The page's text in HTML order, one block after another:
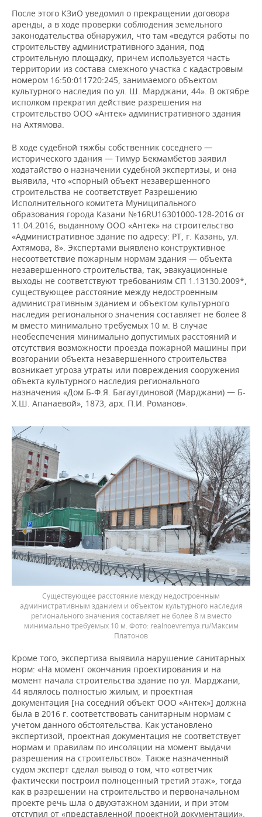
После этого КЗиО уведомил о прекращении договора
аренды, а в ходе проверки соблюдения земельного
законодательства обнаружил, что там «ведутся работы по
строительству административного здания, под
строительную площадку, причем используется часть
территории из состава смежного участка с кадастровым
номером 16:50:011720:245, занимаемого объектом
культурного наследия по ул. Ш. Марджани, 44». В октябре
исполком прекратил действие разрешения на
строительство ООО «Антек» административного здания
на Ахтямова.
В ходе судебной тяжбы собственник соседнего —
исторического здания — Тимур Бекмамбетов заявил
ходатайство о назначении судебной экспертизы, и она
выявила, что «спорный объект незавершенного
строительства не соответствует Разрешению
Исполнительного комитета Муниципального
образования города Казани №16RU16301000-128-2016 от
11.04.2016, выданному ООО «Антек» на строительство
«Административное здание по адресу: РТ, г. Казань, ул.
Ахтямова, 8». Экспертами выявлено конструктивное
несоответствие пожарным нормам здания — объекта
незавершенного строительства, так, эвакуационные
выходы не соответствуют требованиям СП 1.13130.2009*,
существующее расстояние между недостроенным
административным зданием и объектом культурного
наследия регионального значения составляет не более 8
м вместо минимально требуемых 10 м. В случае
необеспечения минимально допустимых расстояний и
отсутствия возможности проезда пожарной машины при
возгорании объекта незавершенного строительства
возникает угроза утраты или повреждения сооружения
объекта культурного наследия регионального
назначения «Дом Б-Ф.Я. Багаутдиновой (Марджани) — Б-
Х.Ш. Апанаевой», 1873, арх. П.И. Романов».
Существующее расстояние между недостроенным
административным зданием и объектом культурного наследия
регионального значения составляет не более 8 м вместо
минимально требуемых 10 м.
realnoevremya.ru/Максим
Платонов
Кроме того, экспертиза выявила нарушение санитарных
норм: «На момент окончания проектирования и на
момент начала строительства здание по ул. Марджани,
44 являлось полностью жилым, и проектная
документация [на соседний объект ООО «Антек»] должна
была в 2016 г. соответствовать санитарным нормам с
учетом данного обстоятельства. Как установлено
экспертизой, проектная документация не соответствует
нормам и правилам по инсоляции на момент выдачи
разрешения на строительство». Также назначенный
судом эксперт сделал вывод о том, что «ответчик
фактически построил полноценный третий этаж», тогда
как в разрешении на строительство и первоначальном
проекте речь шла о двухэтажном здании, и при этом
отступил от «представленной проектной документации».